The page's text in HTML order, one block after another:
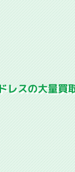
レスの大量買